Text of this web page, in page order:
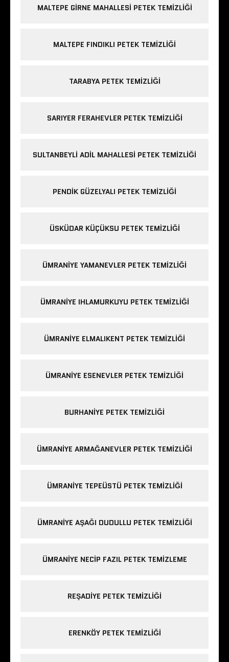
MALTEPE GIRNE MAHALLESI PETEK TEMIZLIĞI
MALTEPE FINDIKLI PETEK TEMIZLIĞI
TARABYA PETEK TEMIZLIĞI
SARIYER FERAHEVLER PETEK TEMIZLIĞI
SULTANBEYLI ADIL MAHALLESI PETEK TEMIZLIĞI
PENDIK GÜZELYALI PETEK TEMIZLIĞI
ÜSKÜDAR KÜÇÜKSU PETEK TEMIZLIĞI
ÜMRANIYE YAMANEVLER PETEK TEMIZLIĞI
ÜMRANIYE IHLAMURKUYU PETEK TEMIZLIĞI
ÜMRANIYE ELMALIKENT PETEK TEMIZLIĞI
ÜMRANIYE ESENEVLER PETEK TEMIZLIĞI
BURHANIYE PETEK TEMIZLIĞI
ÜMRANIYE ARMAĞANEVLER PETEK TEMIZLIĞI
ÜMRANIYE TEPEÜSTÜ PETEK TEMIZLIĞI
ÜMRANIYE AŞAĞI DUDULLU PETEK TEMIZLIĞI
ÜMRANIYE NECIP FAZIL PETEK TEMIZLEME
REŞADIYE PETEK TEMIZLIĞI
ERENKÖY PETEK TEMIZLIĞI